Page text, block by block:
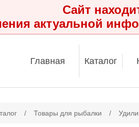
Сайт
актуальной
Главная Каталог
/ Товары для рыбалки /